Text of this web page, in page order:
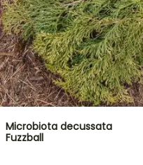
Microbiota decussata
Fuzzball